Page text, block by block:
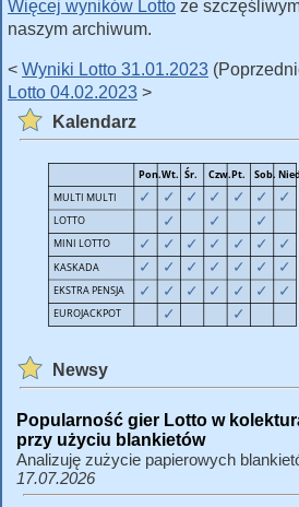
Więcej wyników Lotto ze
naszym archiwum.
< Wyniki Lotto 31.01.2023
Lotto 04.02.2023 >
Kalendarz
Newsy
Popularność gier Lotto w
przy użyciu blankietów
Analizuję zużycie papierowych
17.07.2026